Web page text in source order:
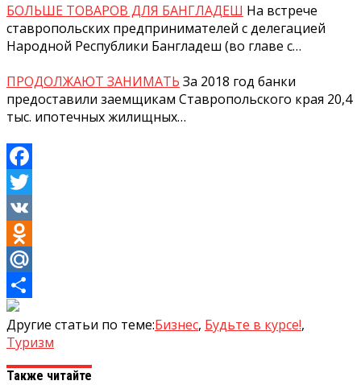
БОЛЬШЕ ТОВАРОВ ДЛЯ БАНГЛАДЕШ На встрече
ставропольских предпринимателей с делегацией
Народной Республики Бангладеш (во главе с…
ПРОДОЛЖАЮТ ЗАНИМАТЬ За 2018 год банки
предоставили заемщикам Ставропольского края 20,4
тыс. ипотечных жилищных…
Facebook
Twitter
VK
Odnoklassniki
Mail.Ru
Отправить
Другие статьи по теме:Бизнес, Будьте в курсе!,
Туризм
Также читайте